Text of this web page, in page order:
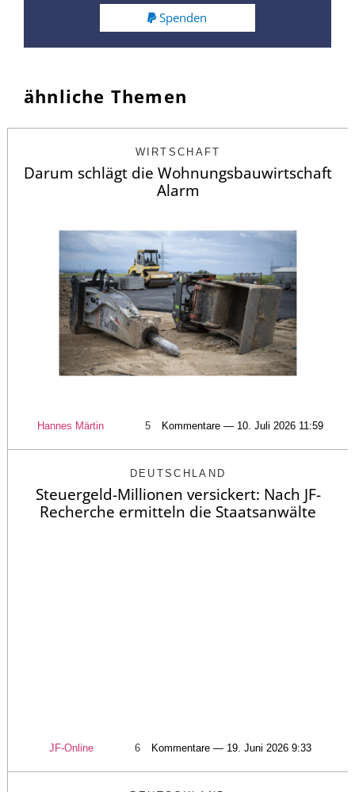
Spenden
ähnliche Themen
WIRTSCHAFT
Darum schlägt die Wohnungsbauwirtschaft
Alarm
Hannes Märtin 5 Kommentare — 10. Juli 2026 11:59
DEUTSCHLAND
Steuergeld-Millionen versickert: Nach JF-
Recherche ermitteln die Staatsanwälte
JF-Online 6 Kommentare — 19. Juni 2026 9:33